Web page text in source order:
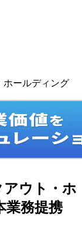
ホールディング
アウト・ホ
業務提携